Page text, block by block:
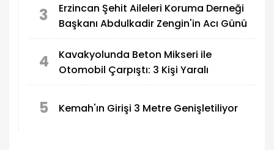
3
Erzincan Şehit Aileleri Koruma Derneği
Başkanı Abdulkadir Zengin'in Acı Günü
4
Kavakyolunda Beton Mikseri ile
Otomobil Çarpıştı: 3 Kişi Yaralı
5 Kemah'ın Girişi 3 Metre Genişletiliyor